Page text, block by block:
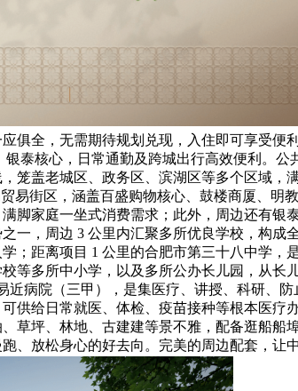
俱全，无需期待规划兑现，入住即可享受
泰核心，日常通勤及跨城出行高效便利。
笼盖老城区、政务区、滨湖区等多个区域
易街区，涵盖百盛购物核心、鼓楼商厦、
脚家庭一坐式消费需求；此外，周边还有
一，周边 3 公里内汇聚多所优良学校，构成
；距离项目 1 公里的合肥市第三十八中学
等多所中小学，以及多所公办长儿园，从
病院（三甲），是集医疗、讲授、科研、
供给日常就医、体检、疫苗接种等根本医
草坪、林地、古建建等景不雅，配备逛船
、放松身心的好去向。完美的周边配套，让